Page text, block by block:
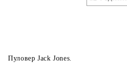
Пуловер Jack Jones.